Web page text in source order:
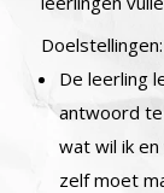
Doelstellingen:
De leerling
antwoord te
wat wil ik
zelf moet